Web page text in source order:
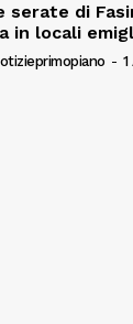
serate di
in locali
-